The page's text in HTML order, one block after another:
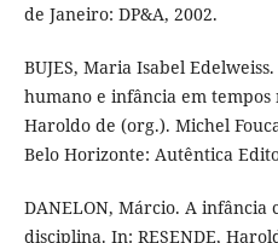
de Janeiro: DP&A, 2002.
BUJES, Maria Isabel
humano e infância em tempos
Haroldo de (org.). Michel
Belo Horizonte: Autêntica
DANELON, Márcio. A infância
disciplina. In: RESENDE,